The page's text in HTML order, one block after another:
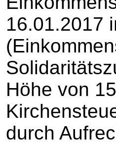
16.01.2017
Höhe von
durch